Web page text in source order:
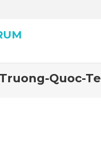
Quoc-Te